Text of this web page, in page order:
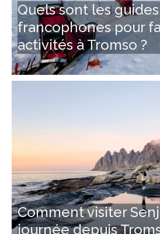
Quels sont les guides
francophones pour
activités à Tromso ?
Comment visiter
journée depuis